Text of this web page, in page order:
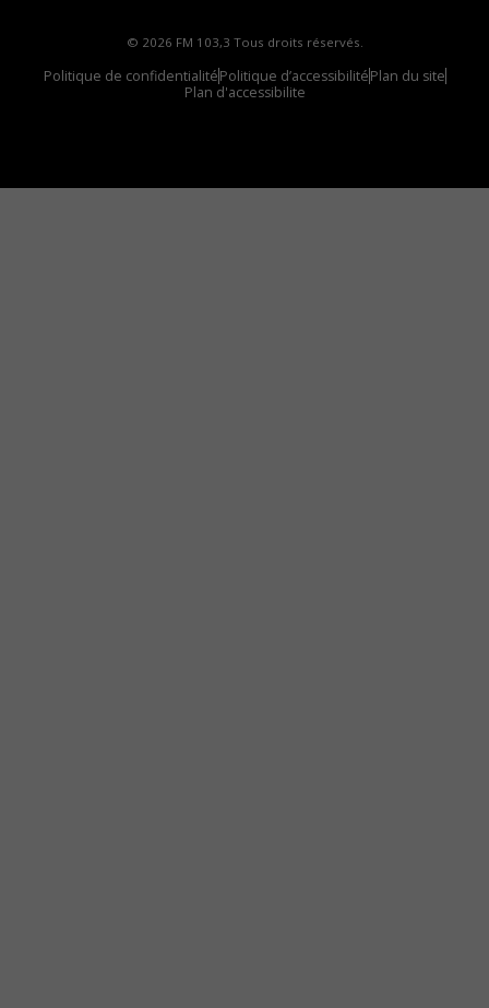
© 2026 FM 103,3 Tous droits réservés.
Politique de confidentialitéPolitique d’accessibilitéPlan du site
Plan d'accessibilite